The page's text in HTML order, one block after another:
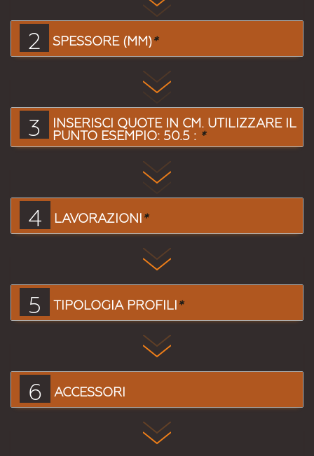
2 SPESSORE (MM)*
3
INSERISCI QUOTE IN CM. UTILIZZARE IL
PUNTO ESEMPIO: 50.5 : *
4 LAVORAZIONI*
5 TIPOLOGIA PROFILI*
6 ACCESSORI